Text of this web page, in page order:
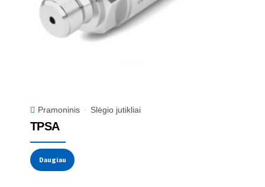
Pramoninis Slėgio jutikliai
TPSA
Daugiau